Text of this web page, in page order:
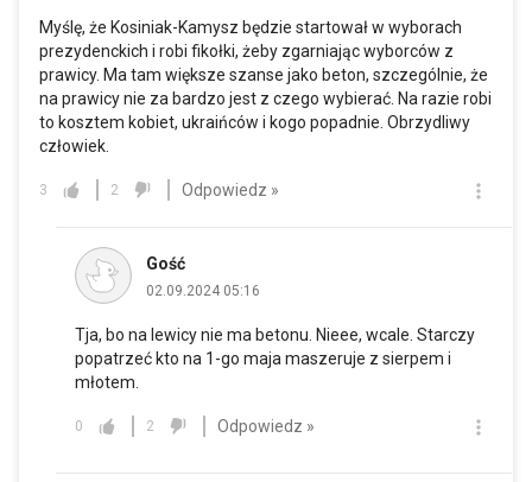
Myślę, że Kosiniak-Kamysz będzie startował w wyborach
prezydenckich i robi fikołki, żeby zgarniając wyborców z
prawicy. Ma tam większe szanse jako beton, szczególnie, że
na prawicy nie za bardzo jest z czego wybierać. Na razie robi
to kosztem kobiet, ukraińców i kogo popadnie. Obrzydliwy
człowiek.
3 2 Odpowiedz »
Gość
02.09.2024 05:16
Tja, bo na lewicy nie ma betonu. Nieee, wcale. Starczy
popatrzeć kto na 1-go maja maszeruje z sierpem i
młotem.
0 2 Odpowiedz »